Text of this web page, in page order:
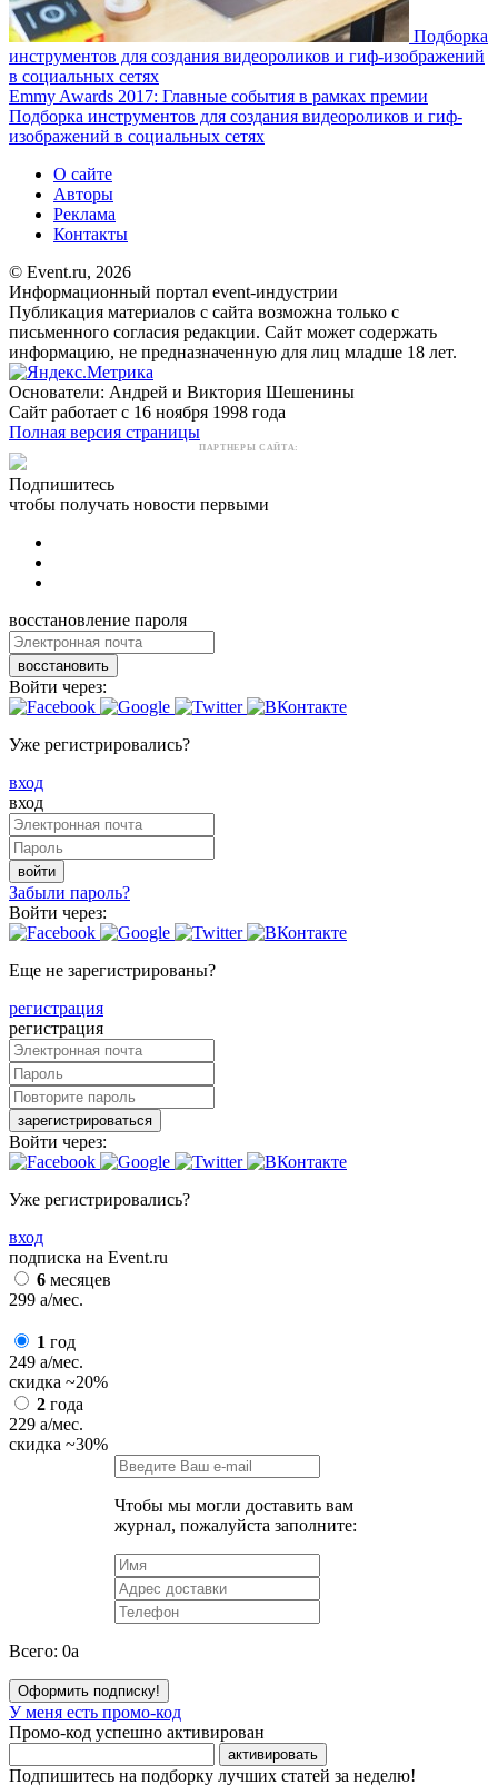
Подборка
инструментов для создания видеороликов и гиф-изображений
в социальных сетях
Emmy Awards 2017: Главные события в рамках премии
Подборка инструментов для создания видеороликов и гиф-
изображений в социальных сетях
О сайте
Авторы
Реклама
Контакты
© Event.ru, 2026
Информационный портал event-индустрии
Публикация материалов с сайта возможна только с
письменного согласия редакции. Сайт может содержать
информацию, не предназначенную для лиц младше 18 лет.
Основатели: Андрей и Виктория Шешенины
Сайт работает с 16 ноября 1998 года
Полная версия страницы
ПАРТНЕРЫ САЙТА:
Подпишитесь
чтобы получать новости первыми
восстановление пароля
восстановить
Войти через:
Уже регистрировались?
вход
вход
войти
Забыли пароль?
Войти через:
Еще не зарегистрированы?
регистрация
регистрация
зарегистрироваться
Войти через:
Уже регистрировались?
вход
подписка на Event.ru
6 месяцев
299 a/мес.
1 год
249 a/мес.
скидка ~20%
2 года
229 a/мес.
скидка ~30%
Чтобы мы могли доставить вам
журнал, пожалуйста заполните:
Всего: 0a
Оформить подписку!
У меня есть промо-код
Промо-код успешно активирован
активировать
Подпишитесь на подборку лучших статей за неделю!